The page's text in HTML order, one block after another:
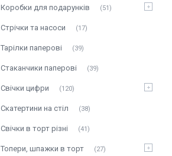
Коробки для подарунків 51
Стрічки та насоси 17
Тарілки паперові 39
Стаканчики паперові 39
Свічки цифри 120
Скатертини на стіл 38
Свічки в торт різні 41
Топери, шпажки в торт 27